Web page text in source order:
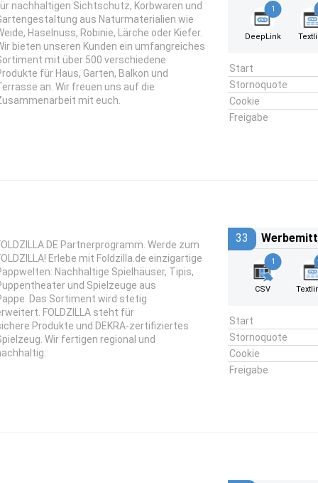
nachhaltigen Sichtschutz, Korbwaren und
aus Naturmaterialien wie
Haselnuss, Robinie, Lärche oder Kiefer.
bieten unseren Kunden ein umfangreiches
mit über 500 verschiedene
für Haus, Garten, Balkon und
an. Wir freuen uns auf die
mit euch.
1
DeepLink
Start
Stornoquote
Cookie
Freigabe
Partnerprogramm. Werde zum
Erlebe mit Foldzilla.de einzigartige
Nachhaltige Spielhäuser, Tipis,
und Spielzeuge aus
Das Sortiment wird stetig
FOLDZILLA steht für
Produkte und DEKRA-zertifiziertes
Wir fertigen regional und
33
1
CSV
Start
Stornoquote
Cookie
Freigabe